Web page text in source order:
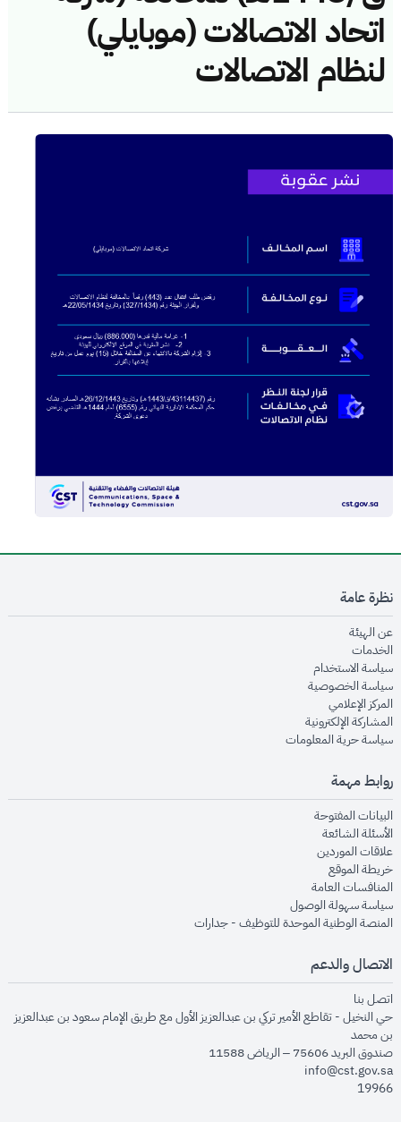
اتحاد الاتصالات (موبايلي)
لنظام الاتصالات
نظرة عامة
عن الهيئةopens in new window
الخدماتopens in new window
سياسة الاستخدام
سياسة الخصوصيةopens in new window
المركز الإعلاميopens in new window
المشاركة الإلكترونيةopens in new window
سياسة حرية المعلوماتopens in new window
روابط مهمة
البيانات المفتوحةopens in new window
الأسئلة الشائعةopens in new window
علاقات الموردينopens in new window
خريطة الموقعopens in new window
المنافسات العامةopens in new window
سياسة سهولة الوصولopens in new window
المنصة الوطنية الموحدة للتوظيف - جداراتopens in new window
الاتصال والدعم
اتصل بنا
حي النخيل - تقاطع الأمير تركي بن عبدالعزيز الأول مع طريق الإمام سعود بن عبدالعزيز
بن محمد
صندوق البريد 75606 – الرياض 11588
info@cst.gov.sa
19966